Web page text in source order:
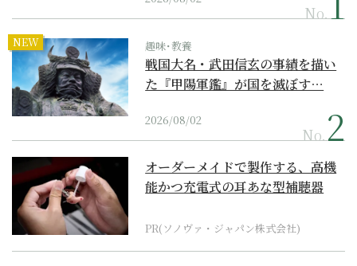
No.
NEW 趣味･教養
戦国大名・武田信玄の事績を描い
た『甲陽軍鑑』が国を滅ぼす…
2026/08/02
No.
オーダーメイドで製作する、高機
能かつ充電式の耳あな型補聴器
PR(ソノヴァ・ジャパン株式会社)